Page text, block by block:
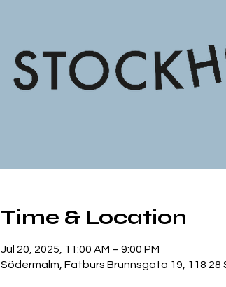
Time & Location
Jul 20, 2025, 11:00 AM – 9:00 PM
Södermalm, Fatburs Brunnsgata 19, 118 28